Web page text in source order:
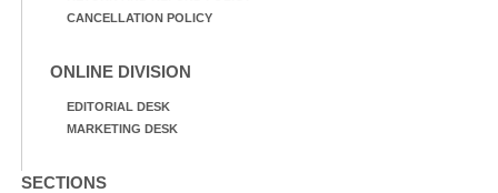
CANCELLATION POLICY
ONLINE DIVISION
EDITORIAL DESK
MARKETING DESK
SECTIONS